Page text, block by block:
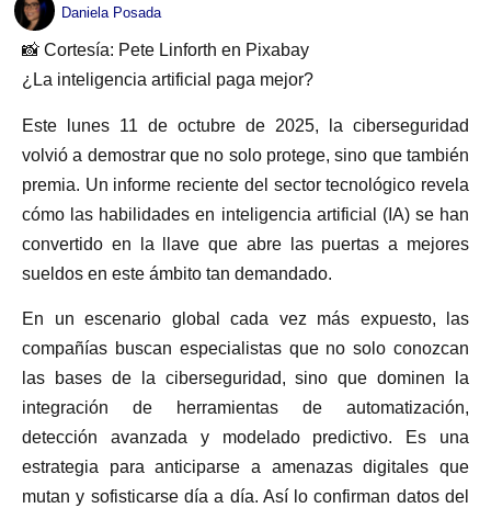
Daniela Posada
📸 Cortesía: Pete Linforth en Pixabay
¿La inteligencia artificial paga mejor?
Este lunes 11 de octubre de 2025, la ciberseguridad
volvió a demostrar que no solo protege, sino que también
premia. Un informe reciente del sector tecnológico revela
cómo las habilidades en inteligencia artificial (IA) se han
convertido en la llave que abre las puertas a mejores
sueldos en este ámbito tan demandado.
En un escenario global cada vez más expuesto, las
compañías buscan especialistas que no solo conozcan
las bases de la ciberseguridad, sino que dominen la
integración de herramientas de automatización,
detección avanzada y modelado predictivo. Es una
estrategia para anticiparse a amenazas digitales que
mutan y sofisticarse día a día. Así lo confirman datos del